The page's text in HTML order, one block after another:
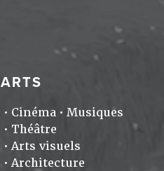
ARTS
Cinéma
Musiques
Théâtre
Arts visuels
Architecture